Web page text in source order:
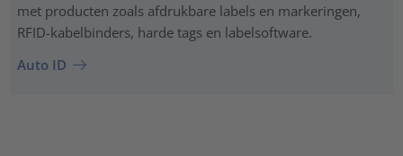
met producten zoals afdrukbare labels en markeringen,
RFID-kabelbinders, harde tags en labelsoftware.
Auto ID